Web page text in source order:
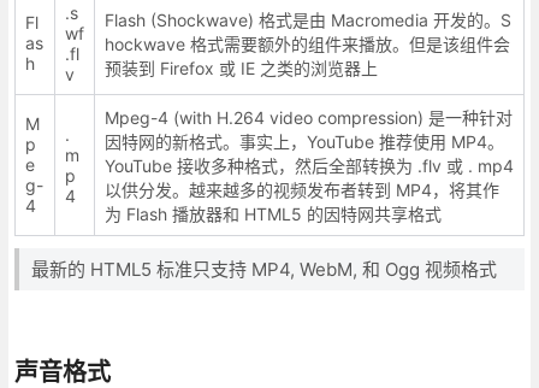
Fl
as
h
.s
wf
.fl
v
Flash (Shockwave) 格式是由 Macromedia 开发的。S
hockwave 格式需要额外的组件来播放。但是该组件会
预装到 Firefox 或 IE 之类的浏览器上
M
p
e
g-
4
.
m
p
4
Mpeg-4 (with H.264 video compression) 是一种针对
因特网的新格式。事实上，YouTube 推荐使用 MP4。
YouTube 接收多种格式，然后全部转换为 .flv 或 . mp4
以供分发。越来越多的视频发布者转到 MP4，将其作
为 Flash 播放器和 HTML5 的因特网共享格式
最新的 HTML5 标准只支持 MP4, WebM, 和 Ogg 视频格式
声音格式